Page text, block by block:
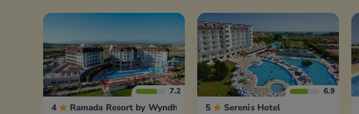
7.2
4 Ramada Resort by Wyndham Side
6.9
5 Serenis Hotel